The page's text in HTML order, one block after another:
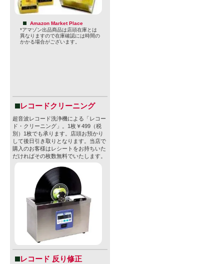
Amazon Market Place
*アマゾン出品商品は店頭在庫とは
異なりますので在庫確認には時間の
かかる場合がございます。
レコードクリーニング
超音波レコード洗浄機による「レコー
ド・クリーニング」。1枚￥499（税
別）1枚でも承ります。店頭お預かり
して後日引き取りとなります。当店で
購入のお客様はレシートをお持ちいた
だければその枚数無料でいたします。
レコード 反り修正